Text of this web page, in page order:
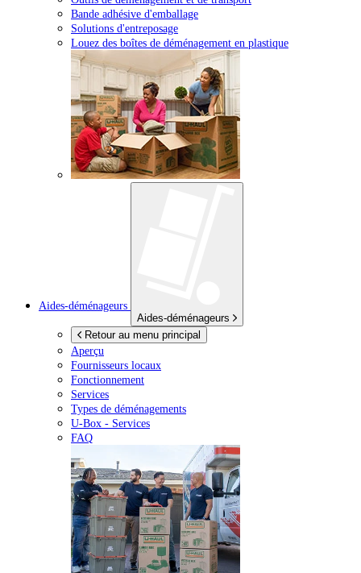
Bande adhésive d'emballage
Solutions d'entreposage
Louez des boîtes de déménagement en plastique
Aides-déménageurs
Aides-déménageurs
Retour au menu principal
Aperçu
Fournisseurs locaux
Fonctionnement
Services
Types de déménagements
U-Box - Services
FAQ